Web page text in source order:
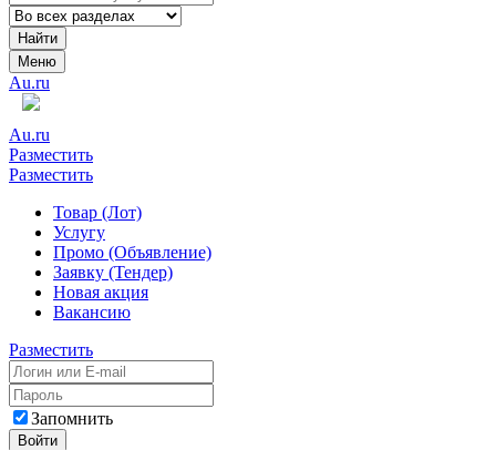
Найти
Меню
Au.ru
Au.ru
Разместить
Разместить
Товар (Лот)
Услугу
Промо (Объявление)
Заявку (Тендер)
Новая акция
Вакансию
Разместить
Запомнить
Войти